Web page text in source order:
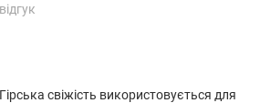
свіжість використовується для